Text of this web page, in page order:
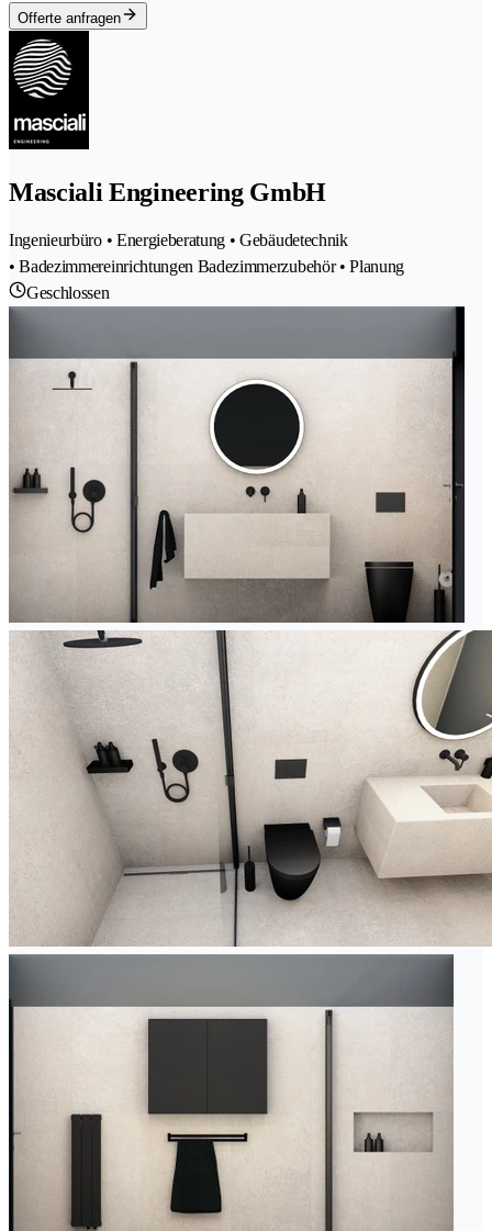
Offerte anfragen
Masciali Engineering GmbH
Ingenieurbüro • Energieberatung • Gebäudetechnik
• Badezimmereinrichtungen Badezimmerzubehör • Planung
Geschlossen